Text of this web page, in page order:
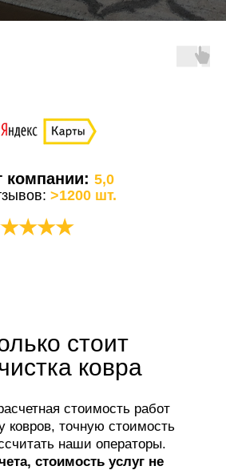
компании:5,0
>1200 шт.
стоит
ковра
стоимость работ
ковров, точную стоимость
наши операторы.
стоимость услуг не